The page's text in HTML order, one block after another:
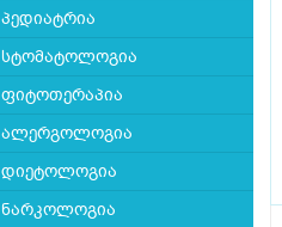
პედიატრია
სტომატოლოგია
ფიტოთერაპია
ალერგოლოგია
დიეტოლოგია
ნარკოლოგია